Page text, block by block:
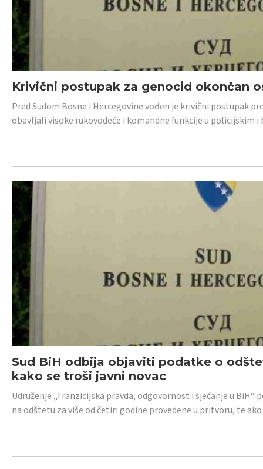
Krivični postupak za genocid okončan
Pred Sudom Bosne i Hercegovine vođen je krivični postupak
obavljali visoke rukovodeće i komandne funkcije u policijskim
Sud BiH odbija objaviti podatke o
kako se troši javni novac
Udruženje „Tranzicijska pravda, odgovornost i sjećanje u
na odštetu za više od četiri godine provedene u pritvoru, te